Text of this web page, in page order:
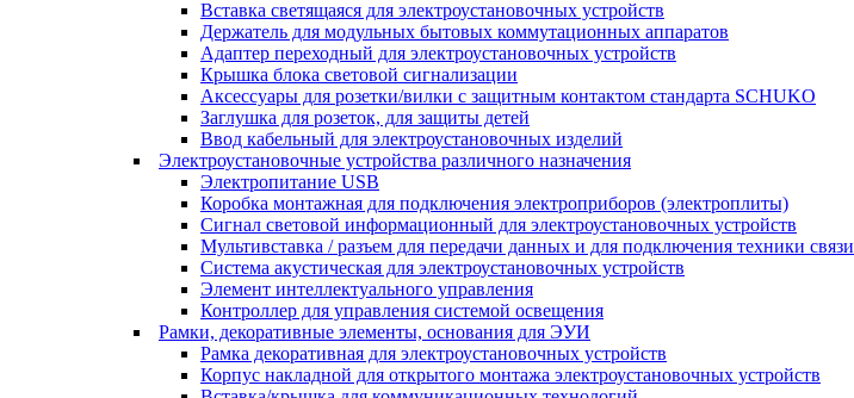
Вставка светящаяся для электроустановочных устройств
Держатель для модульных бытовых коммутационных аппаратов
Адаптер переходный для электроустановочных устройств
Крышка блока световой сигнализации
Аксессуары для розетки/вилки с защитным контактом стандарта SCHUKO
Заглушка для розеток, для защиты детей
Ввод кабельный для электроустановочных изделий
Электроустановочные устройства различного назначения
Электропитание USB
Коробка монтажная для подключения электроприборов (электроплиты)
Сигнал световой информационный для электроустановочных устройств
Мультивставка / разъем для передачи данных и для подключения техники связи
Система акустическая для электроустановочных устройств
Элемент интеллектуального управления
Контроллер для управления системой освещения
Рамки, декоративные элементы, основания для ЭУИ
Рамка декоративная для электроустановочных устройств
Корпус накладной для открытого монтажа электроустановочных устройств